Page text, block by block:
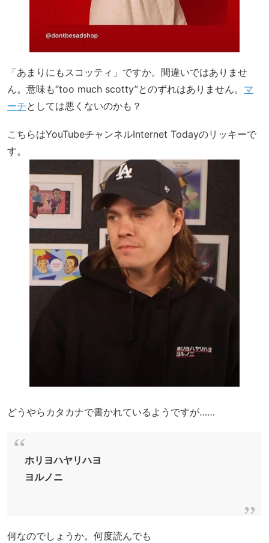
「あまりにもスコッティ」ですか。間違いではありませ
ん。意味も“too much scotty”とのずれはありません。 マ
ーチとしては悪くないのかも？
こちらはYouTubeチャンネルInternet Todayのリッキーで
す。
どうやらカタカナで書かれているようですが……
ホリヨハヤリハヨ
ヨルノニ
何なのでしょうか。何度読んでも